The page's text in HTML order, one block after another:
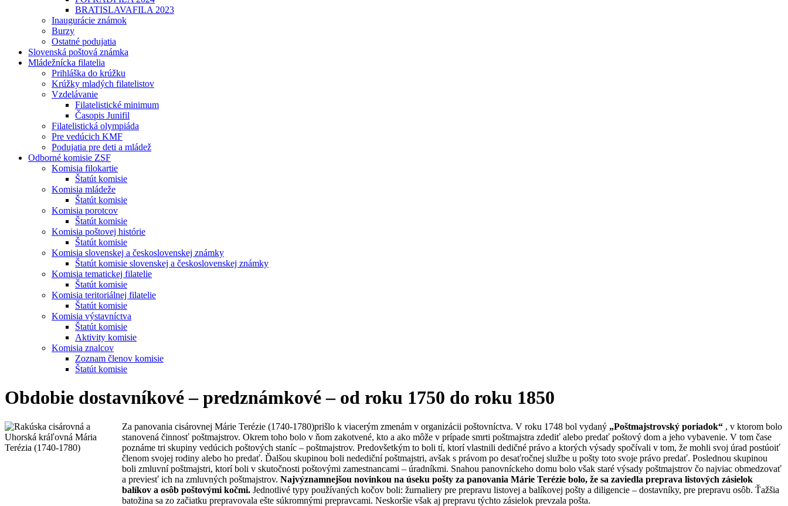
BRATISLAVAFILA 2023
Inaugurácie známok
Burzy
Ostatné podujatia
Slovenská poštová známka
Mládežnícka filatelia
Prihláška do krúžku
Krúžky mladých filatelistov
Vzdelávanie
Filatelistické minimum
Časopis Junifil
Filatelistická olympiáda
Pre vedúcich KMF
Podujatia pre deti a mládež
Odborné komisie ZSF
Komisia filokartie
Štatút komisie
Komisia mládeže
Štatút komisie
Komisia porotcov
Štatút komisie
Komisia poštovej histórie
Štatút komisie
Komisia slovenskej a československej známky
Štatút komisie slovenskej a československej známky
Komisia tematickej filatelie
Štatút komisie
Komisia teritoriálnej filatelie
Štatút komisie
Komisia výstavníctva
Štatút komisie
Aktivity komisie
Komisia znalcov
Zoznam členov komisie
Štatút komisie
Obdobie dostavníkové – predznámkové – od roku 1750 do roku 1850
Za panovania cisárovnej Márie Terézie (1740-1780)prišlo k viacerým zmenám v organizácii poštovníctva. V roku 1748 bol vydaný „Poštmajstrovský poriadok“ , v ktorom bolo
stanovená činnosť poštmajstrov. Okrem toho bolo v ňom zakotvené, kto a ako môže v prípade smrti poštmajstra zdediť alebo predať poštový dom a jeho vybavenie. V tom čase
poznáme tri skupiny vedúcich poštových staníc – poštmajstrov. Predovšetkým to boli tí, ktorí vlastnili dedičné právo a ktorých výsady spočívali v tom, že mohli svoj úrad postúoiť
členom svojej rodiny alebo ho predať. Ďalšou skupinou boli nedediční poštmajstri, avšak s právom po desaťročnej službe u pošty toto svoje právo predať. Poslednou skupinou
boli zmluvní poštmajstri, ktorí boli v skutočnosti poštovými zamestnancami – úradníkmi. Snahou panovníckeho domu bolo však staré výsady poštmajstrov čo najviac obmedzovať
a previesť ich na zmluvných poštmajstrov. Najvýznamnejšou novinkou na úseku pošty za panovania Márie Terézie bolo, že sa zaviedla preprava listových zásielok
balíkov a osôb poštovými kočmi. Jednotlivé typy používaných kočov boli: žurnaliery pre prepravu listovej a balíkovej pošty a diligencie – dostavníky, pre prepravu osôb. Ťažšia
batožina sa zo začiatku prepravovala ešte súkromnými prepravcami. Neskoršie však aj prepravu týchto zásielok prevzala pošta.